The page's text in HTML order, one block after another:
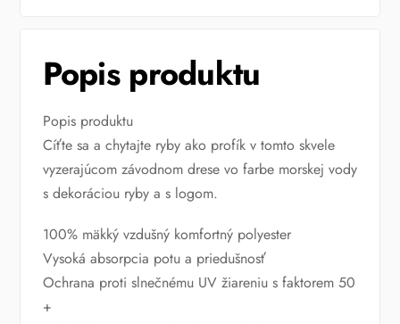
Popis produktu
Popis produktu
Cíťte sa a chytajte ryby ako profík v tomto skvele
vyzerajúcom závodnom drese vo farbe morskej vody
s dekoráciou ryby a s logom.
100% mäkký vzdušný komfortný polyester
Vysoká absorpcia potu a priedušnosť
Ochrana proti slnečnému UV žiareniu s faktorem 50
+